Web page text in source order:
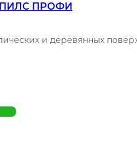
ПРОФИ
и деревянных